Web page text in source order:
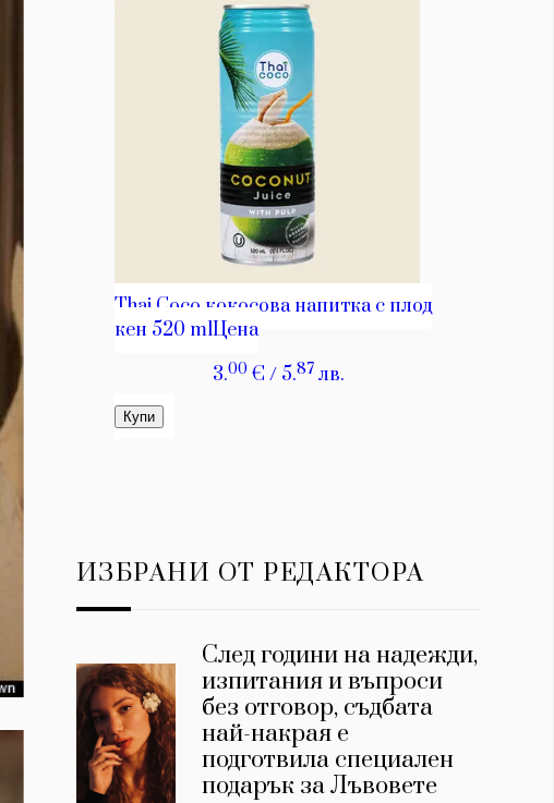
ИЗБРАНИ ОТ РЕДАКТОРА
След години на надежди,
изпитания и въпроси
без отговор, съдбата
най-накрая е
подготвила специален
подарък за Лъвовете